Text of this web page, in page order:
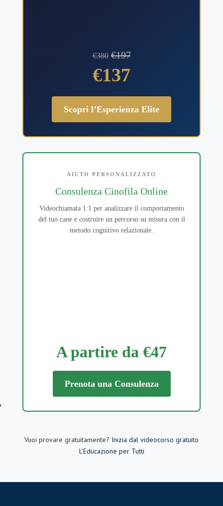
€380 €197
€137
Scopri l’Esperienza Elite
AIUTO PERSONALIZZATO
Consulenza Cinofila Online
Videochiamata 1:1 per analizzare il comportamento
del tuo cane e costruire un percorso su misura con il
metodo cognitivo relazionale.
A partire da €47
Prenota una Consulenza
Vuoi provare gratuitamente? Inizia dal videocorso gratuito
L’Educazione per Tutti